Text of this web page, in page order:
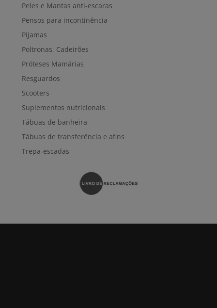
Peles e Mantas anti-escaras
Pensos para incontinência
Pijamas
Poltronas, Cadeirões
Próteses Mamárias
Resguardos
Scooters
Suplementos nutricionais
Tábuas de banheira
Tábuas de transferência e afins
Trepa-escadas